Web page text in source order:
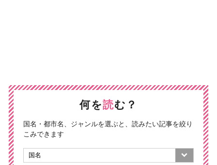
何を読む？
国名・都市名、ジャンルを選ぶと、読みたい記事を絞り
こみできます